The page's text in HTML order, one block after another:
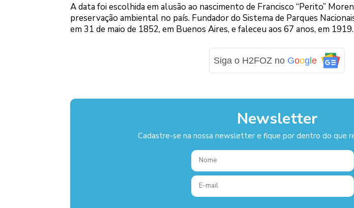
A data foi escolhida em alusão ao nascimento de Francisco “Perito”
preservação ambiental no país. Fundador do Sistema de Parques
em 31 de maio de 1852, em Buenos Aires, e faleceu aos 67 anos, em 1919.
Siga o H2FOZ no Goog le
Newsletter
Cadastre-se na nossa newsletter e fique por dentro do que